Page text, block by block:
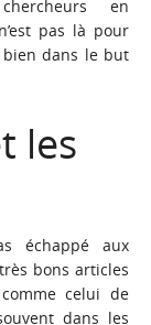
en
pas là pour
dans le but
les
échappé aux
bons articles
celui de
dans les